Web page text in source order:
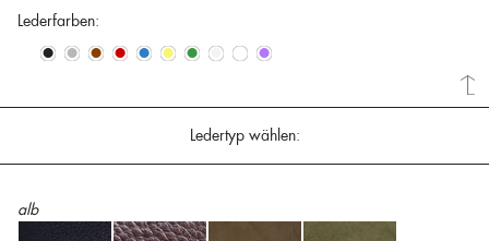
Lederfarben:
• • • • • • • • • •
Ledertyp wählen:
alb